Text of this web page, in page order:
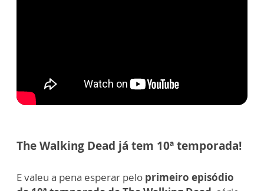
The Walking Dead já tem 10ª temporada!
E valeu a pena esperar pelo primeiro episódio